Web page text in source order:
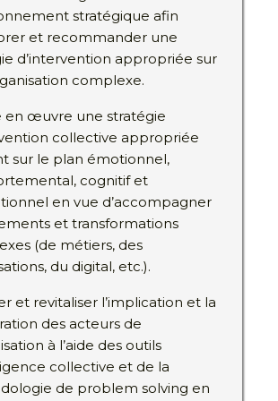
stratégique afin
et recommander une
d’intervention appropriée sur
complexe.
en œuvre une stratégie
collective appropriée
sur le plan émotionnel,
cognitif et
en vue d’accompagner
et transformations
(de métiers, des
du digital, etc.).
et revitaliser l’implication et la
des acteurs de
à l’aide des outils
collective et de la
de problem solving en